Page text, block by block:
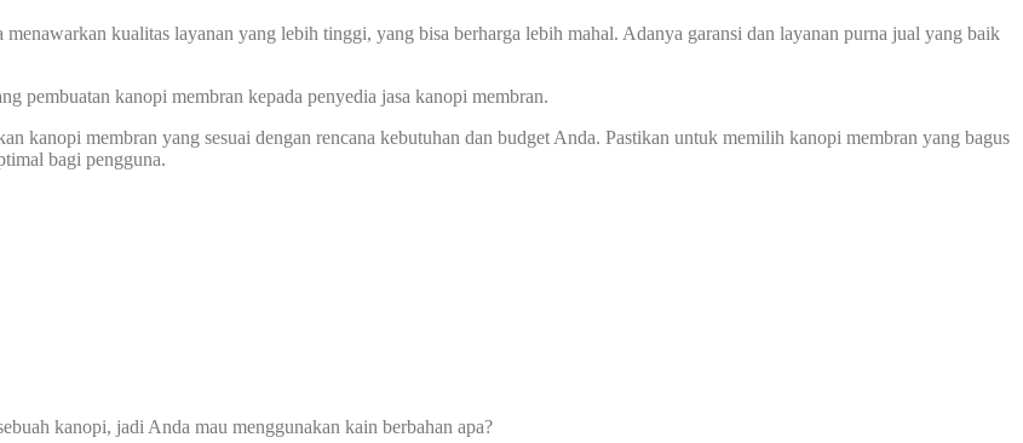
kualitas layanan yang lebih tinggi, yang bisa berharga lebih mahal. Adanya garansi dan layanan purna jual yang baik
pembuatan kanopi membran kepada penyedia jasa kanopi membran.
kanopi membran yang sesuai dengan rencana kebutuhan dan budget Anda. Pastikan untuk memilih kanopi membran yang bagus
bagi pengguna.
kanopi, jadi Anda mau menggunakan kain berbahan apa?